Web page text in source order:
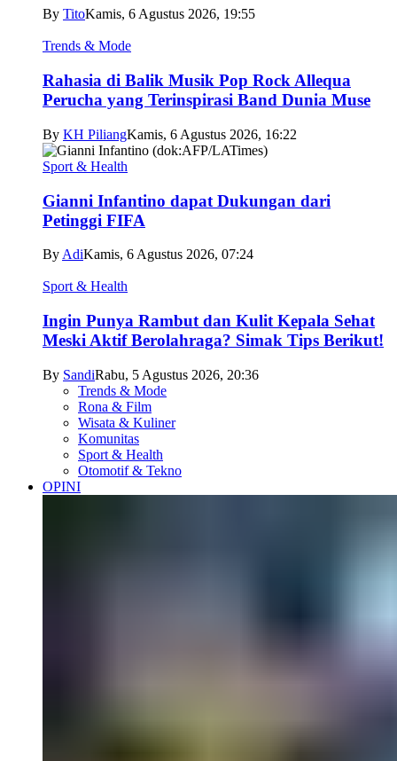
By TitoKamis, 6 Agustus 2026, 19:55
Trends & Mode
Rahasia di Balik Musik Pop Rock Allequa
Perucha yang Terinspirasi Band Dunia Muse
By KH PiliangKamis, 6 Agustus 2026, 16:22
Sport & Health
Gianni Infantino dapat Dukungan dari
Petinggi FIFA
By AdiKamis, 6 Agustus 2026, 07:24
Sport & Health
Ingin Punya Rambut dan Kulit Kepala Sehat
Meski Aktif Berolahraga? Simak Tips Berikut!
By SandiRabu, 5 Agustus 2026, 20:36
Trends & Mode
Rona & Film
Wisata & Kuliner
Komunitas
Sport & Health
Otomotif & Tekno
OPINI